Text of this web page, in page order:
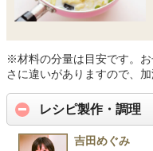
※材料の分量は目安です。
さに違いがありますので、加
レシピ製作・調理
吉田めぐみ